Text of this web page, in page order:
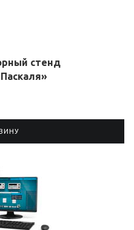
стенд